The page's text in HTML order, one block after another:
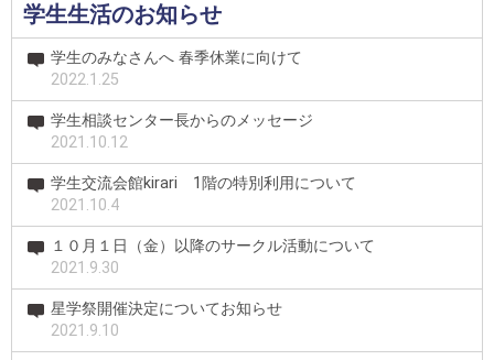
学生生活のお知らせ
学生のみなさんへ 春季休業に向けて
2022.1.25
学生相談センター長からのメッセージ
2021.10.12
学生交流会館kirari 1階の特別利用について
2021.10.4
１０月１日（金）以降のサークル活動について
2021.9.30
星学祭開催決定についてお知らせ
2021.9.10